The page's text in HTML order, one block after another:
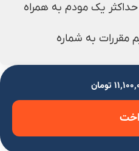
یک مودم به همراه
مقررات به شماره